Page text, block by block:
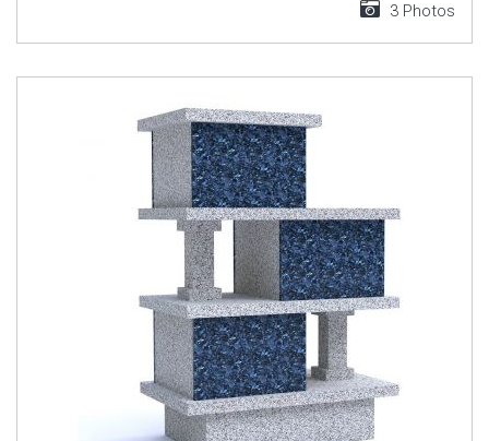
3 Photos